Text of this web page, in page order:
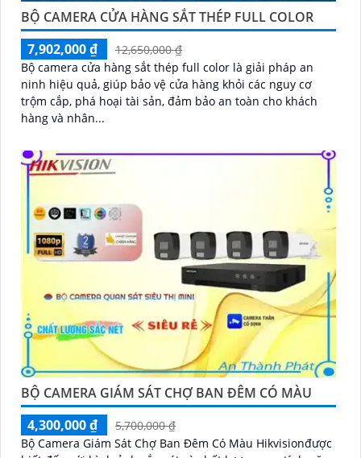
BỘ CAMERA CỬA HÀNG SẮT THÉP FULL COLOR
7,902,000 ₫
12,650,000 ₫
Bộ camera cửa hàng sắt thép full color là giải pháp an
ninh hiệu quả, giúp bảo vệ cửa hàng khỏi các nguy cơ
trộm cắp, phá hoại tài sản, đảm bảo an toàn cho khách
hàng và nhân...
BỘ CAMERA GIÁM SÁT CHỢ BAN ĐÊM CÓ MÀU
4,300,000 ₫
5,700,000 ₫
Bộ Camera Giám Sát Chợ Ban Đêm Có Màu Hikvisionđược